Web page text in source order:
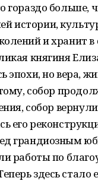
гораздо больше,
и хранит
княгиня
эпохи, но вера,
собор
собор
его
грандиозным
работы по
здесь стало